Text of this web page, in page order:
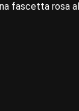
fascetta rosa al